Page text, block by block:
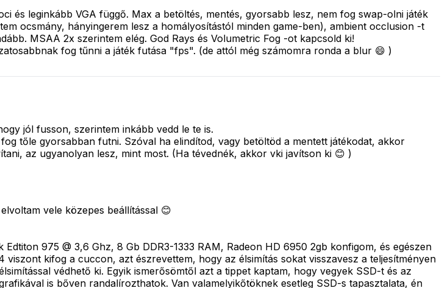
és leginkább VGA függő. Max a betöltés, mentés, gyorsabb lesz, nem fog swap-olni játék
ocsmány, hányingerem lesz a homályosítástól minden game-ben), ambient occlusion -t
MSAA 2x szerintem elég. God Rays és Volumetric Fog -ot kapcsold ki!
fog tűnni a játék futása "fps". (de attól még számomra ronda a blur 😄 )
jól fusson, szerintem inkább vedd le te is.
tőle gyorsabban futni. Szóval ha elindítod, vagy betöltöd a mentett játékodat, akkor
az ugyanolyan lesz, mint most. (Ha tévednék, akkor vki javítson ki 😊 )
vele közepes beállítással 😊
975 @ 3,6 Ghz, 8 Gb DDR3-1333 RAM, Radeon HD 6950 2gb konfigom, és egészen
kifog a cuccon, azt észrevettem, hogy az élsimítás sokat visszavesz a teljesítményen
védhető ki. Egyik ismerősömtől azt a tippet kaptam, hogy vegyek SSD-t és az
is bőven randalírozthatok. Van valamelyikőtöknek esetleg SSD-s tapasztalata, én